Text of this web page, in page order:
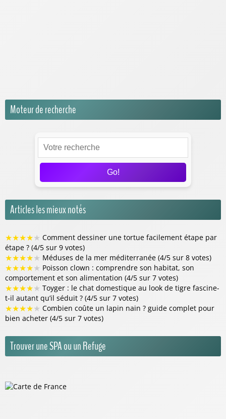
Moteur de recherche
Go!
Articles les mieux notés
★★★★★ Comment dessiner une tortue facilement étape par
étape ? (4/5 sur 9 votes)
★★★★★ Méduses de la mer méditerranée (4/5 sur 8 votes)
★★★★★ Poisson clown : comprendre son habitat, son
comportement et son alimentation (4/5 sur 7 votes)
★★★★★ Toyger : le chat domestique au look de tigre fascine-
t-il autant qu’il séduit ? (4/5 sur 7 votes)
★★★★★ Combien coûte un lapin nain ? guide complet pour
bien acheter (4/5 sur 7 votes)
Trouver une SPA ou un Refuge